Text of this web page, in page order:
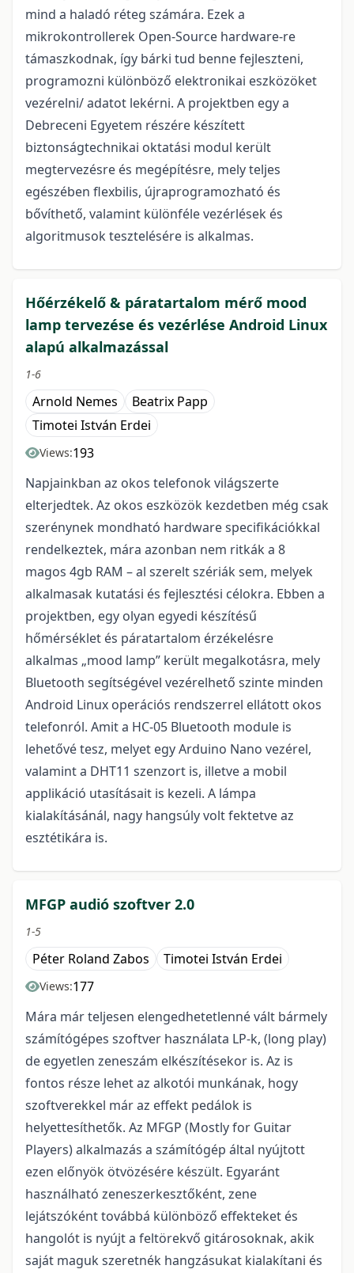
mind a haladó réteg számára. Ezek a
mikrokontrollerek Open-Source hardware-re
támaszkodnak, így bárki tud benne fejleszteni,
programozni különböző elektronikai eszközöket
vezérelni/ adatot lekérni. A projektben egy a
Debreceni Egyetem részére készített
biztonságtechnikai oktatási modul került
megtervezésre és megépítésre, mely teljes
egészében flexbilis, újraprogramozható és
bővíthető, valamint különféle vezérlések és
algoritmusok tesztelésére is alkalmas.
Hőérzékelő & páratartalom mérő mood
lamp tervezése és vezérlése Android Linux
alapú alkalmazással
1-6
Arnold Nemes
Beatrix Papp
Timotei István Erdei
Views:193
Napjainkban az okos telefonok világszerte
elterjedtek. Az okos eszközök kezdetben még csak
szerénynek mondható hardware specifikációkkal
rendelkeztek, mára azonban nem ritkák a 8
magos 4gb RAM – al szerelt szériák sem, melyek
alkalmasak kutatási és fejlesztési célokra. Ebben a
projektben, egy olyan egyedi készítésű
hőmérséklet és páratartalom érzékelésre
alkalmas „mood lamp” került megalkotásra, mely
Bluetooth segítségével vezérelhető szinte minden
Android Linux operációs rendszerrel ellátott okos
telefonról. Amit a HC-05 Bluetooth module is
lehetővé tesz, melyet egy Arduino Nano vezérel,
valamint a DHT11 szenzort is, illetve a mobil
applikáció utasításait is kezeli. A lámpa
kialakításánál, nagy hangsúly volt fektetve az
esztétikára is.
MFGP audió szoftver 2.0
1-5
Péter Roland Zabos Timotei István Erdei
Views:177
Mára már teljesen elengedhetetlenné vált bármely
számítógépes szoftver használata LP-k, (long play)
de egyetlen zeneszám elkészítésekor is. Az is
fontos része lehet az alkotói munkának, hogy
szoftverekkel már az effekt pedálok is
helyettesíthetők. Az MFGP (Mostly for Guitar
Players) alkalmazás a számítógép által nyújtott
ezen előnyök ötvözésére készült. Egyaránt
használható zeneszerkesztőként, zene
lejátszóként továbbá különböző effekteket és
hangolót is nyújt a feltörekvő gitárosoknak, akik
saját maguk szeretnék hangzásukat kialakítani és